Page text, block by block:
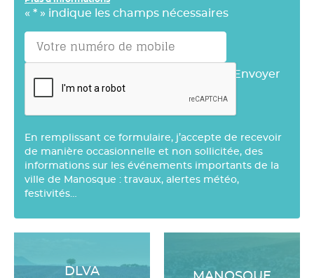
« * » indique les champs nécessaires
Envoyer
En remplissant ce formulaire, j’accepte de recevoir
de manière occasionnelle et non sollicitée, des
informations sur les événements importants de la
ville de Manosque : travaux, alertes météo,
festivités…
DLVA